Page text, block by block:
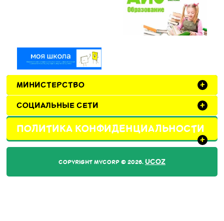
МИНИСТЕРСТВО +
СОЦИАЛЬНЫЕ СЕТИ +
ПОЛИТИКА КОНФИДЕНЦИАЛЬНОСТИ
+
COPYRIGHT MYCORP © 2026. UCOZ